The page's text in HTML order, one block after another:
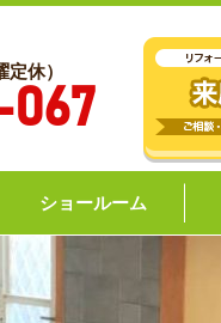
休）
067
ショールーム